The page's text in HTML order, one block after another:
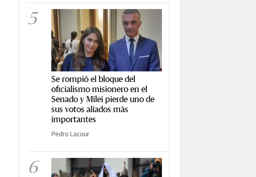
5
Se rompió el bloque del
oficialismo misionero en el
Senado y Milei pierde uno de
sus votos aliados más
importantes
Pedro Lacour
6